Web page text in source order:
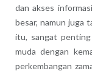
dan akses
besar, namun juga
itu, sangat
muda dengan
perkembangan